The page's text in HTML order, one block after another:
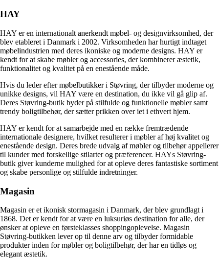
HAY
HAY er en internationalt anerkendt møbel- og designvirksomhed, der
blev etableret i Danmark i 2002. Virksomheden har hurtigt indtaget
møbelindustrien med deres ikoniske og moderne designs. HAY er
kendt for at skabe møbler og accessories, der kombinerer æstetik,
funktionalitet og kvalitet på en enestående måde.
Hvis du leder efter møbelbutikker i Støvring, der tilbyder moderne og
unikke designs, vil HAY være en destination, du ikke vil gå glip af.
Deres Støvring-butik byder på stilfulde og funktionelle møbler samt
trendy boligtilbehør, der sætter prikken over iet i ethvert hjem.
HAY er kendt for at samarbejde med en række fremtrædende
internationale designere, hvilket resulterer i møbler af høj kvalitet og
enestående design. Deres brede udvalg af møbler og tilbehør appellerer
til kunder med forskellige stilarter og præferencer. HAYs Støvring-
butik giver kunderne mulighed for at opleve deres fantastiske sortiment
og skabe personlige og stilfulde indretninger.
Magasin
Magasin er et ikonisk stormagasin i Danmark, der blev grundlagt i
1868. Det er kendt for at være en luksuriøs destination for alle, der
ønsker at opleve en førsteklasses shoppingoplevelse. Magasin
Støvring-butikken lever op til denne arv og tilbyder formidable
produkter inden for møbler og boligtilbehør, der har en tidløs og
elegant æstetik.